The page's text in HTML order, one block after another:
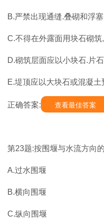
B.严禁出现通缝.叠砌和浮塞
C.不得在外露面用块石砌
D.砌筑层面应以小块石.片
E.堤顶应以大块石或混凝土
正确答案: 查看最佳答案
第23题:按围堰与水流方向
A.过水围堰
B.横向围堰
C.纵向围堰